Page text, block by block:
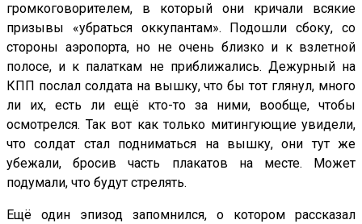
громкоговорителем, в который они кричали всякие
призывы «убраться оккупантам». Подошли сбоку, со
стороны аэропорта, но не очень близко и к взлетной
полосе, и к палаткам не приближались. Дежурный на
КПП послал солдата на вышку, что бы тот глянул, много
ли их, есть ли ещё кто-то за ними, вообще, чтобы
осмотрелся. Так вот как только митингующие увидели,
что солдат стал подниматься на вышку, они тут же
убежали, бросив часть плакатов на месте. Может
подумали, что будут стрелять.
Ещё один эпизод запомнился, о котором рассказал